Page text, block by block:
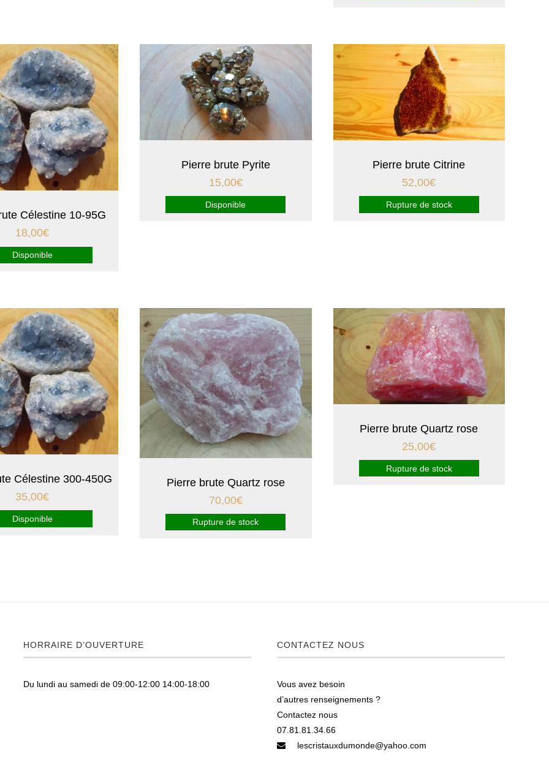
Célestine 10-95G
18,00€
Disponible
Pierre brute Pyrite
15,00€
Disponible
Pierre brute Citrine
52,00€
Rupture de stock
Célestine 300-450G
35,00€
Disponible
Pierre brute Quartz rose
70,00€
Rupture de stock
Pierre brute Quartz rose
25,00€
Rupture de stock
HORRAIRE D’OUVERTURE
Du lundi au samedi de 09:00-12:00 14:00-18:00
CONTACTEZ NOUS
Vous avez besoin
d’autres renseignements ?
Contactez nous
07.81.81.34.66
lescristauxdumonde@yahoo.com